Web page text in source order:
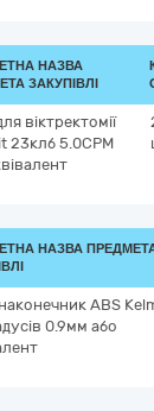
НАЗВА
ЗАКУПІВЛІ
віктректомії
23клб 5.0CPM
НАЗВА
ABS
0.9мм або